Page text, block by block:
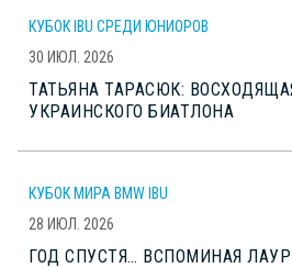
КУБОК IBU СРЕДИ ЮНИОРОВ
30 ИЮЛ. 2026
ТАТЬЯНА ТАРАСЮК:
УКРАИНСКОГО БИАТЛОНА
КУБОК МИРА BMW IBU
28 ИЮЛ. 2026
ГОД СПУСТЯ… ВСПОМИНАЯ